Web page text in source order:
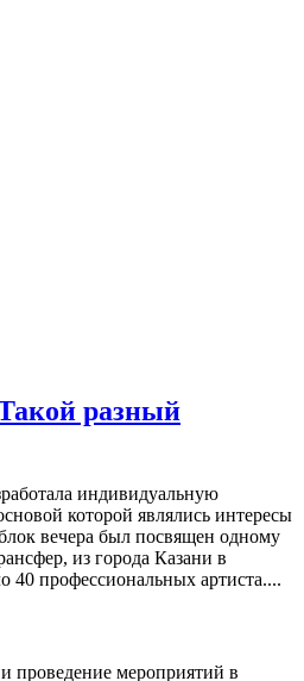
разный
индивидуальную
которой являлись интересы
вечера был посвящен одному
из города Казани в
40 профессиональных артиста....
проведение мероприятий в